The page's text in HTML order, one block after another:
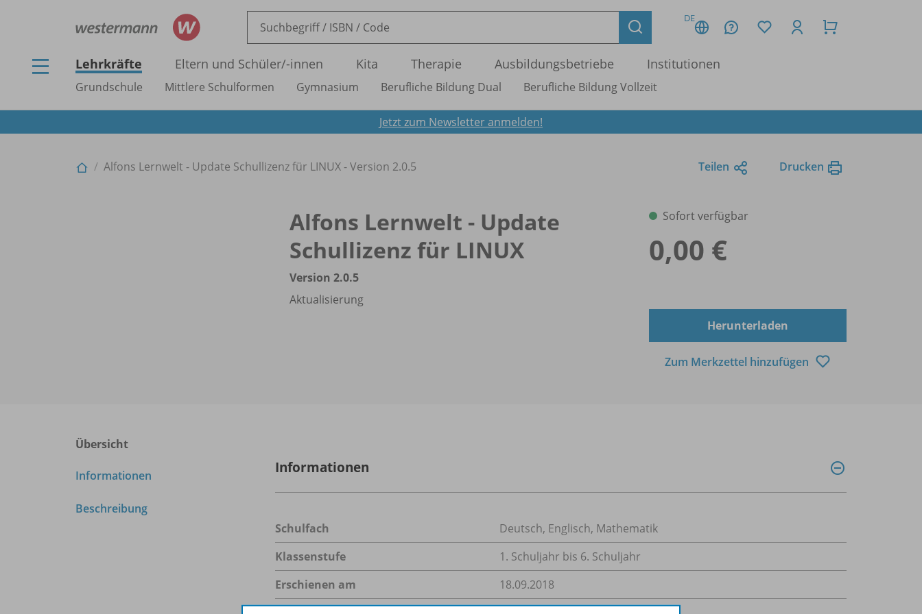
DE
Lehrkräfte Eltern und Schüler/-innen Kita Therapie Ausbildungsbetriebe Institutionen
Grundschule Mittlere Schulformen Gymnasium Berufliche Bildung Dual Berufliche Bildung Vollzeit
Jetzt zum Newsletter anmelden!
Alfons Lernwelt - Update Schullizenz für LINUX - Version 2.0.5 Teilen Drucken
Alfons Lernwelt - Update
Schullizenz für LINUX
Version 2.0.5
Aktualisierung
Sofort verfügbar
0,00 €
Herunterladen
Zum Merkzettel hinzufügen
Übersicht
Informationen
Beschreibung
Informationen
Schulfach Deutsch, Englisch, Mathematik
Klassenstufe
1. Schuljahr bis 6. Schuljahr
Erschienen am
18.09.2018